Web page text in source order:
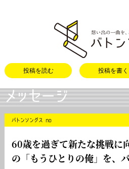
投稿を読む 投稿を書く
メッセージ
バトンソングス no
60歳を過ぎて新たな挑戦に
の「もうひとりの俺」を、